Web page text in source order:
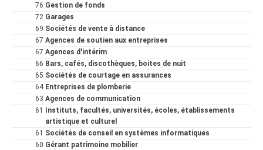
76 Gestion de fonds
72 Garages
69 Sociétés de vente à distance
67 Agences de soutien aux entreprises
67 Agences d'intérim
66 Bars, cafés, discothèques, boites de nuit
65 Sociétés de courtage en assurances
64 Entreprises de plomberie
63 Agences de communication
61
Instituts, facultés, universités, écoles, établissements
artistique et culturel
61 Sociétés de conseil en systèmes informatiques
60 Gérant patrimoine mobilier